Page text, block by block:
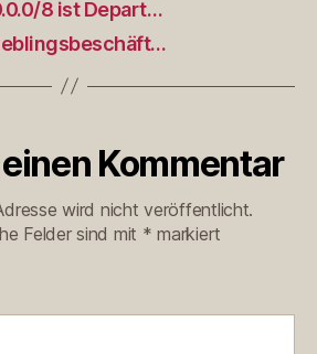
8 ist Depart…
Kommentar
wird nicht veröffentlicht.
Felder sind mit * markiert